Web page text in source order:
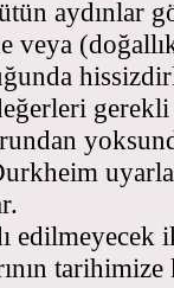
aydınlar
veya
gerekli
edilmeyecek